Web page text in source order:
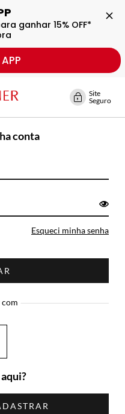
ganhar 15% OFF*
Site
Seguro
conta
Esqueci minha senha